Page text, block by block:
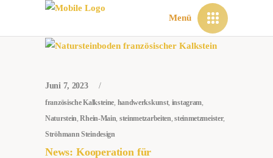
Menü
Juni 7, 2023
französische Kalksteine handwerkskunst, instagram
Naturstein ,Rhein-Main steinmetzarbeiten ,steinmetzmeister,
Ströhmann Steindesign
News: Kooperation für